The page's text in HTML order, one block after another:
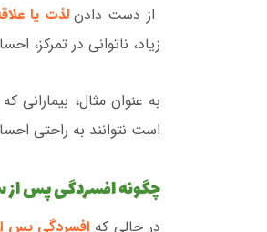
از دست دادن لذت یا
زیاد، ناتوانی در تمرکز،
به عنوان مثال،
است نتوانند به راحتی
چگونه افسردگی پس از
در حالی که افسردگی پس